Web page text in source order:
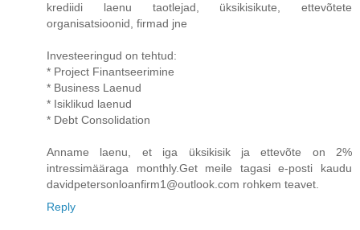
krediidi laenu taotlejad, üksikisikute, ettevõtete
organisatsioonid, firmad jne
Investeeringud on tehtud:
* Project Finantseerimine
* Business Laenud
* Isiklikud laenud
* Debt Consolidation
Anname laenu, et iga üksikisik ja ettevõte on 2%
intressimääraga monthly.Get meile tagasi e-posti kaudu
davidpetersonloanfirm1@outlook.com rohkem teavet.
Reply